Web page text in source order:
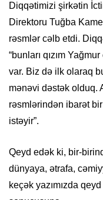
Diqqətimizi şirkətin
Direktoru Tuğba
rəsmlər cəlb etdi.
“bunları qızım
var. Biz də ilk olaraq
mənəvi dəstək olduq.
rəsmlərindən ibarət
istəyir”.
Qeyd edək ki, bir-
dünyaya, ətrafa,
keçək yazımızda